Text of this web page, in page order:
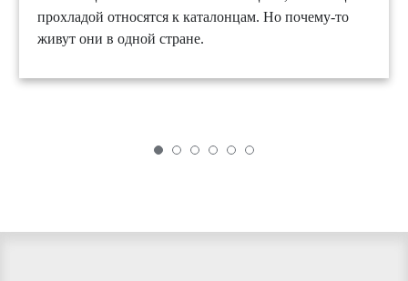
прохладой относятся к каталонцам. Но почему-то
живут они в одной стране.